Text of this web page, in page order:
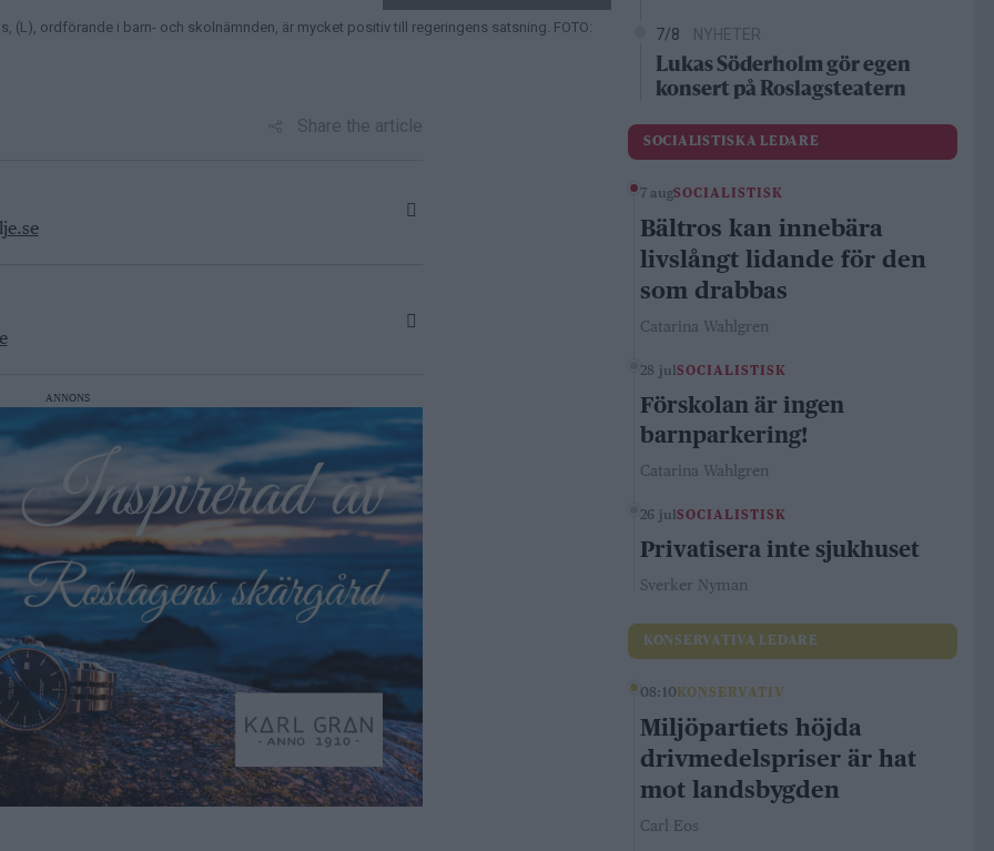
(L), ordförande i barn- och skolnämnden, är mycket positiv till regeringens satsning. FOTO:
Share the article
ANNONS
7/8 NYHETER
Lukas Söderholm gör egen
konsert på Roslagsteatern
SOCIALISTISKA LEDARE
7 augSOCIALISTISK
Bältros kan innebära
livslångt lidande för den
som drabbas
Catarina Wahlgren
28 julSOCIALISTISK
Förskolan är ingen
barnparkering!
Catarina Wahlgren
26 julSOCIALISTISK
Privatisera inte sjukhuset
Sverker Nyman
KONSERVATIVA LEDARE
08:10 KONSERVATIV
Miljöpartiets höjda
drivmedelspriser är hat
mot landsbygden
Carl Eos